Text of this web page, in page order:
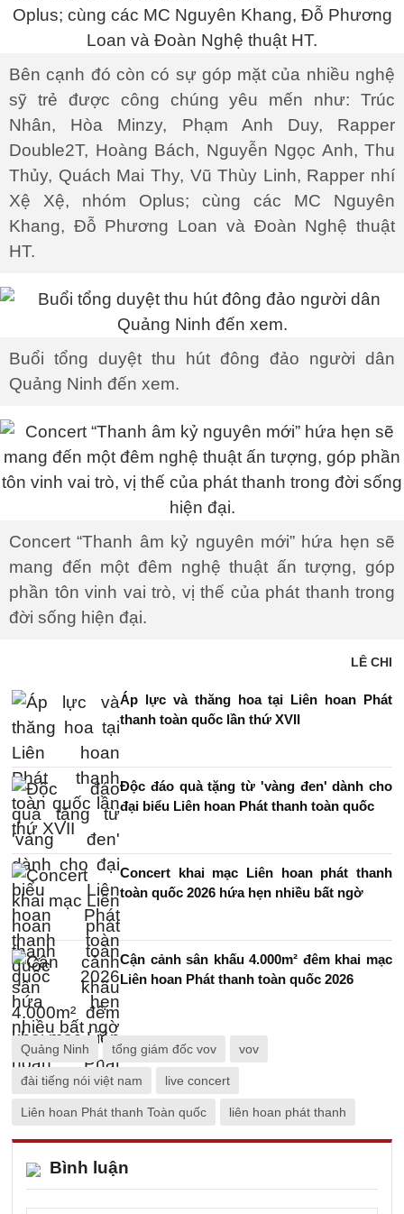
Bên cạnh đó còn có sự góp mặt của nhiều nghệ
sỹ trẻ được công chúng yêu mến như: Trúc
Nhân, Hòa Minzy, Phạm Anh Duy, Rapper
Double2T, Hoàng Bách, Nguyễn Ngọc Anh, Thu
Thủy, Quách Mai Thy, Vũ Thùy Linh, Rapper nhí
Xệ Xệ, nhóm Oplus; cùng các MC Nguyên
Khang, Đỗ Phương Loan và Đoàn Nghệ thuật
HT.
Buổi tổng duyệt thu hút đông đảo người dân
Quảng Ninh đến xem.
Concert “Thanh âm kỷ nguyên mới” hứa hẹn sẽ
mang đến một đêm nghệ thuật ấn tượng, góp
phần tôn vinh vai trò, vị thế của phát thanh trong
đời sống hiện đại.
LÊ CHI
Áp lực và thăng hoa tại Liên hoan Phát
thanh toàn quốc lần thứ XVII
Độc đáo quà tặng từ 'vàng đen' dành cho
đại biểu Liên hoan Phát thanh toàn quốc
Concert khai mạc Liên hoan phát thanh
toàn quốc 2026 hứa hẹn nhiều bất ngờ
Cận cảnh sân khấu 4.000m² đêm khai mạc
Liên hoan Phát thanh toàn quốc 2026
Quảng Ninh tổng giám đốc vov vov
đài tiếng nói việt nam live concert
Liên hoan Phát thanh Toàn quốc liên hoan phát thanh
Bình luận